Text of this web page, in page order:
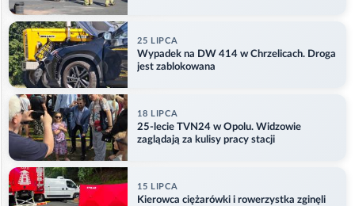
25 LIPCA
Wypadek na DW 414 w Chrzelicach. Droga
jest zablokowana
18 LIPCA
25-lecie TVN24 w Opolu. Widzowie
zaglądają za kulisy pracy stacji
15 LIPCA
Kierowca ciężarówki i rowerzystka zginęli